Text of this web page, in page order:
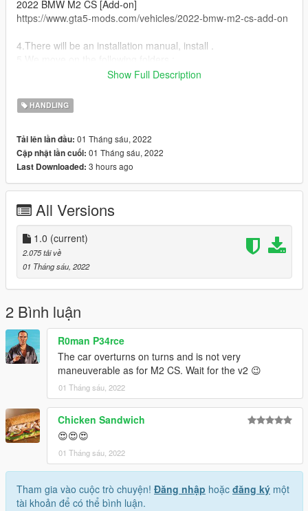
2022 BMW M2 CS [Add-on]
https://www.gta5-mods.com/vehicles/2022-bmw-m2-cs-add-on
4.There will be an installation manual, install .
dlcpacks>22m2cs>dlc.rpf>common>data> and replace
Show Full Description
HANDLING
Tải lên lần đầu: 01 Tháng sáu, 2022
Cập nhật lần cuối: 01 Tháng sáu, 2022
Last Downloaded: 3 hours ago
All Versions
1.0 (current)
2.075 tải về
01 Tháng sáu, 2022
2 Bình luận
R0man P34rce
The car overturns on turns and is not very
maneuverable as for M2 CS. Wait for the v2 😉
01 Tháng sáu, 2022
Chicken Sandwich
😍😍😍
01 Tháng sáu, 2022
Tham gia vào cuộc trò chuyện! Đăng nhập hoặc đăng ký một
tài khoản để có thể bình luận.